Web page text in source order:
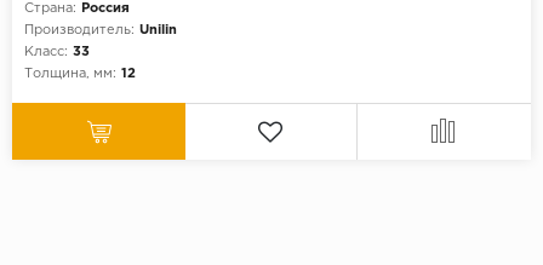
Страна:
Россия
Производитель: Unilin
Класс: 33
Толщина, мм: 12